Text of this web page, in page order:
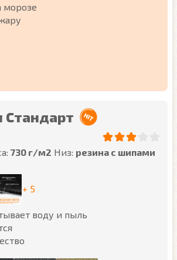
морозе
Стандарт
730 г/м2 Низ: резина с шипами
+ 5
воду и пыль